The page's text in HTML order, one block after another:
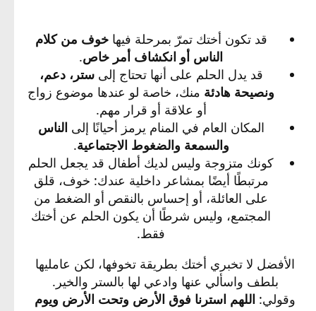
قد تكون أختك تمرّ بمرحلة فيهاخوف من كلام
الناس أو انكشاف أمر خاص.
قد يدل الحلم على أنها تحتاج إلىستر، دعم،
ونصيحة هادئة منك، خاصة لو عندها موضوع زواج
أو علاقة أو قرار مهم.
المكان العام في المنام يرمز أحيانًا إلى الناس
والسمعة والضغوط الاجتماعية.
كونك متزوجة وليس لديك أطفال قد يجعل الحلم
مرتبطًا أيضًا بمشاعر داخلية عندك: خوف، قلق
على العائلة، أو إحساس بالنقص أو الضغط من
المجتمع، وليس شرطًا أن يكون الحلم عن أختك
فقط.
الأفضل لا تخبري أختك بطريقة تخوفها، لكن عامليها
بلطف واسألي عنها وادعي لها بالستر والخير.
وقولي: اللهم استرنا فوق الأرض وتحت الأرض ويوم